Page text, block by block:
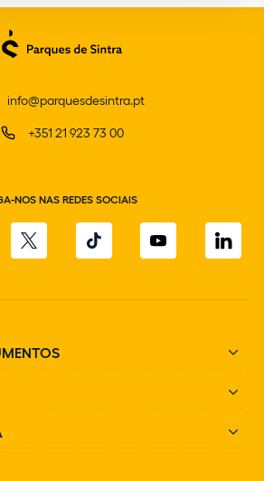
info@parquesdesintra.pt
+351 21 923 73 00
NOS NAS REDES SOCIAIS